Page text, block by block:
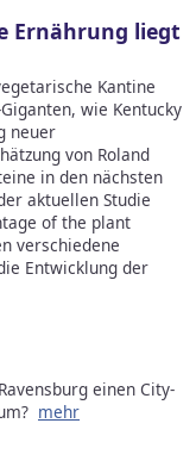
Ernährung liegt
Kantine
wie Kentucky
neuer
von Roland
in den nächsten
aktuellen Studie
of the plant
verschiedene
Entwicklung der
einen City-
mehr